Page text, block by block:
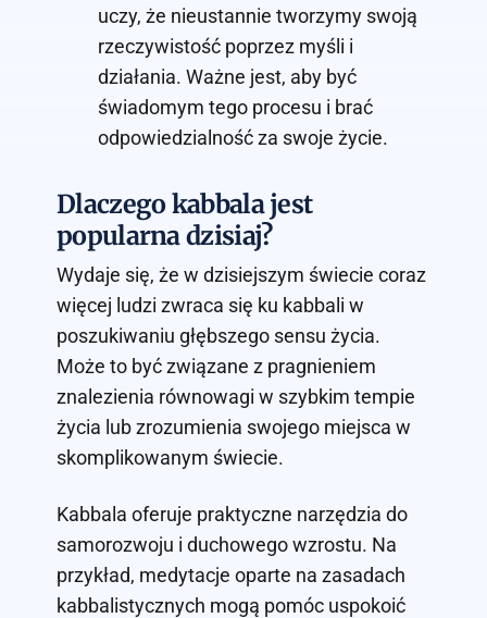
uczy, że nieustannie tworzymy swoją
rzeczywistość poprzez myśli i
działania. Ważne jest, aby być
świadomym tego procesu i brać
odpowiedzialność za swoje życie.
Dlaczego kabbala jest
popularna dzisiaj?
Wydaje się, że w dzisiejszym świecie coraz
więcej ludzi zwraca się ku kabbali w
poszukiwaniu głębszego sensu życia.
Może to być związane z pragnieniem
znalezienia równowagi w szybkim tempie
życia lub zrozumienia swojego miejsca w
skomplikowanym świecie.
Kabbala oferuje praktyczne narzędzia do
samorozwoju i duchowego wzrostu. Na
przykład, medytacje oparte na zasadach
kabbalistycznych mogą pomóc uspokoić